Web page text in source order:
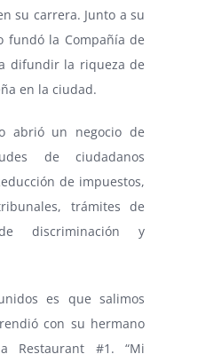
su carrera. Junto a su
fundó la Compañía de
difundir la riqueza de
en la ciudad.
abrió un negocio de
de ciudadanos
de impuestos,
trámites de
discriminación y
es que salimos
con su hermano
Restaurant #1. “Mi